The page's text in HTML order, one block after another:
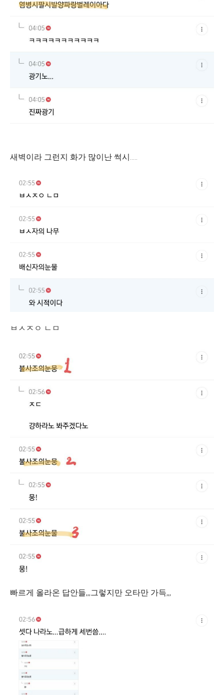
새벽이라 그런지 화가 많이난 썩시.....
ㅂㅅㅈㅇ ㄴㅁ
빠르게 올라온 답안들,,,그렇지만 오타만 가득,,,